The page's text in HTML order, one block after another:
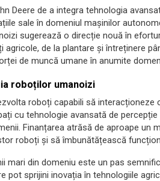
Deere de a integra tehnologia
sale în domeniul mașinilor
sugerează o direcție nouă în
de la plantare și întreținere
de muncă umane în anumite
roboților umanoizi
roboți capabili să interacționeze
cu tehnologie avansată de
Finanțarea atrăsă de aproape un
roboți și să îmbunătățească
mari din domeniu este un pas
pot sprijini inovația în tehnologiile